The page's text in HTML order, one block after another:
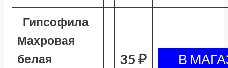
Гипсофила
Махровая
белая
35 ₽